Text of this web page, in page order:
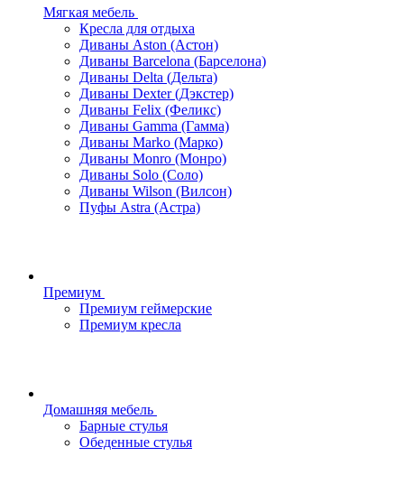
Мягкая мебель
Кресла для отдыха
Диваны Aston (Астон)
Диваны Barcelona (Барселона)
Диваны Delta (Дельта)
Диваны Dexter (Дэкстер)
Диваны Felix (Феликс)
Диваны Gamma (Гамма)
Диваны Marko (Марко)
Диваны Monro (Монро)
Диваны Solo (Соло)
Диваны Wilson (Вилсон)
Пуфы Astra (Астра)
Премиум
Премиум геймерские
Премиум кресла
Домашняя мебель
Барные стулья
Обеденные стулья